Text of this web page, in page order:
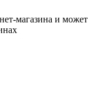
магазина и может